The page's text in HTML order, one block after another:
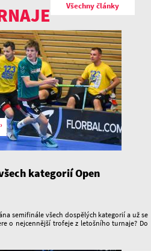
Všechny články
kategorií Open
semifinále všech dospělých kategorií a už se
o nejcennější trofeje z letošního turnaje? Do